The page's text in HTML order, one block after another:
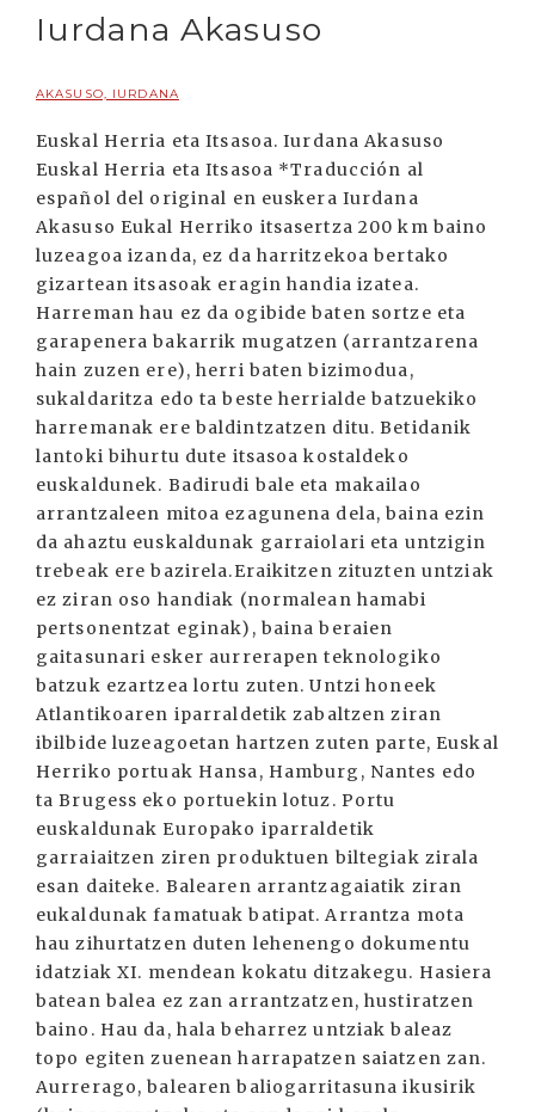
Iurdana Akasuso
AKASUSO, IURDANA
Euskal Herria eta Itsasoa. Iurdana Akasuso
Euskal Herria eta Itsasoa *Traducción al
español del original en euskera Iurdana
Akasuso Eukal Herriko itsasertza 200 km baino
luzeagoa izanda, ez da harritzekoa bertako
gizartean itsasoak eragin handia izatea.
Harreman hau ez da ogibide baten sortze eta
garapenera bakarrik mugatzen (arrantzarena
hain zuzen ere), herri baten bizimodua,
sukaldaritza edo ta beste herrialde batzuekiko
harremanak ere baldintzatzen ditu. Betidanik
lantoki bihurtu dute itsasoa kostaldeko
euskaldunek. Badirudi bale eta makailao
arrantzaleen mitoa ezagunena dela, baina ezin
da ahaztu euskaldunak garraiolari eta untzigin
trebeak ere bazirela.Eraikitzen zituzten untziak
ez ziran oso handiak (normalean hamabi
pertsonentzat eginak), baina beraien
gaitasunari esker aurrerapen teknologiko
batzuk ezartzea lortu zuten. Untzi honeek
Atlantikoaren iparraldetik zabaltzen ziran
ibilbide luzeagoetan hartzen zuten parte, Euskal
Herriko portuak Hansa, Hamburg, Nantes edo
ta Brugess eko portuekin lotuz. Portu
euskaldunak Europako iparraldetik
garraiaitzen ziren produktuen biltegiak zirala
esan daiteke. Balearen arrantzagaiatik ziran
eukaldunak famatuak batipat. Arrantza mota
hau zihurtatzen duten lehenengo dokumentu
idatziak XI. mendean kokatu ditzakegu. Hasiera
batean balea ez zan arrantzatzen, hustiratzen
baino. Hau da, hala beharrez untziak baleaz
topo egiten zuenean harrapatzen saiatzen zan.
Aurrerago, balearen baliogarritasuna ikusirik